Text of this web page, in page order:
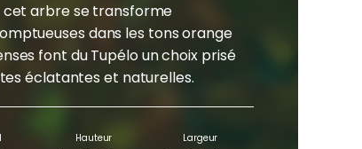
cet arbre se transforme
dans les tons orange
font du Tupélo un choix prisé
éclatantes et naturelles.
Hauteur Largeur